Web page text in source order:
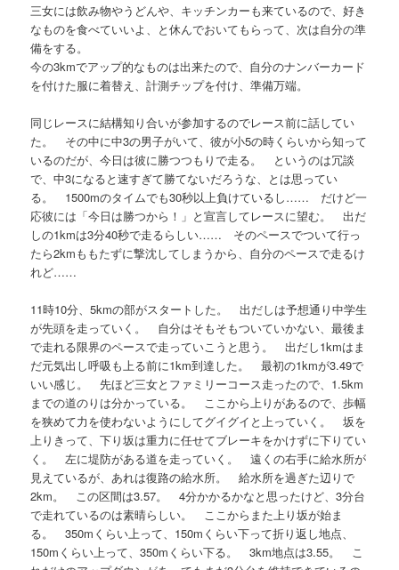
三女には飲み物やうどんや、キッチンカーも来ているので、好き
なものを食べていいよ、と休んでおいてもらって、次は自分の準
備をする。
今の3kmでアップ的なものは出来たので、自分のナンバーカード
を付けた服に着替え、計測チップを付け、準備万端。
同じレースに結構知り合いが参加するのでレース前に話してい
た。 その中に中3の男子がいて、彼が小5の時くらいから知って
いるのだが、今日は彼に勝つつもりで走る。 というのは冗談
で、中3になると速すぎて勝てないだろうな、とは思ってい
る。 1500mのタイムでも30秒以上負けているし…… だけど一
応彼には「今日は勝つから！」と宣言してレースに望む。 出だ
しの1kmは3分40秒で走るらしい…… そのペースでついて行っ
たら2kmももたずに撃沈してしまうから、自分のペースで走るけ
れど……
11時10分、5kmの部がスタートした。 出だしは予想通り中学生
が先頭を走っていく。 自分はそもそもついていかない、最後ま
で走れる限界のペースで走っていこうと思う。 出だし1kmはま
だ元気出し呼吸も上る前に1km到達した。 最初の1kmが3.49で
いい感じ。 先ほど三女とファミリーコース走ったので、1.5km
までの道のりは分かっている。 ここから上りがあるので、歩幅
を狭めて力を使わないようにしてグイグイと上っていく。 坂を
上りきって、下り坂は重力に任せてブレーキをかけずに下りてい
く。 左に堤防がある道を走っていく。 遠くの右手に給水所が
見えているが、あれは復路の給水所。 給水所を過ぎた辺りで
2km。 この区間は3.57。 4分かかるかなと思ったけど、3分台
で走れているのは素晴らしい。 ここからまた上り坂が始ま
る。 350mくらい上って、150mくらい下って折り返し地点、
150mくらい上って、350mくらい下る。 3km地点は3.55。 こ